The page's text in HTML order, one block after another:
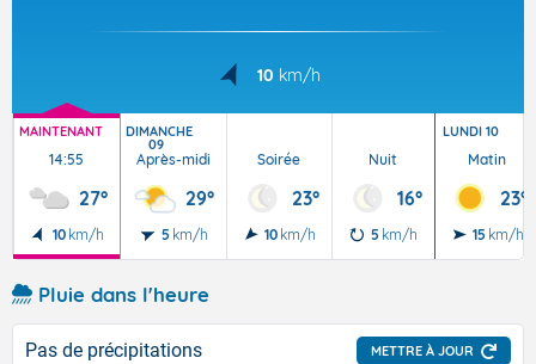
10 km/h
MAINTENANT
14:55
27°
10 km/h
DIMANCHE
09
Après-midi
29°
5 km/h
Soirée
23°
10 km/h
Nuit
16°
5 km/h
LUNDI 10
Matin
23°
15 km/h
Pluie dans l'heure
Pas de précipitations METTRE À JOUR